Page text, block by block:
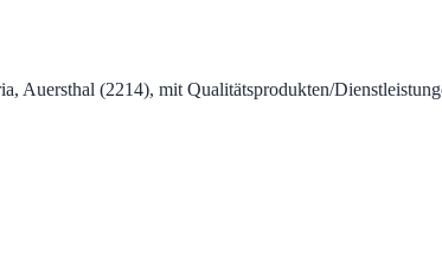
Auersthal (2214), mit Qualitätsprodukten/